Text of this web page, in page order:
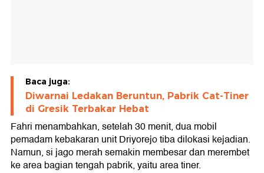
Baca juga:
Diwarnai Ledakan Beruntun, Pabrik Cat-Tiner
di Gresik Terbakar Hebat
Fahri menambahkan, setelah 30 menit, dua mobil
pemadam kebakaran unit Driyorejo tiba dilokasi kejadian.
Namun, si jago merah semakin membesar dan merembet
ke area bagian tengah pabrik, yaitu area tiner.